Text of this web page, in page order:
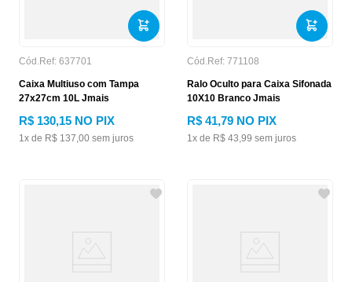
Cód.Ref: 637701
Caixa Multiuso com Tampa
27x27cm 10L Jmais
R$ 130,15 NO PIX
1x de R$ 137,00 sem juros
Cód.Ref: 771108
Ralo Oculto para Caixa Sifonada
10X10 Branco Jmais
R$ 41,79 NO PIX
1x de R$ 43,99 sem juros